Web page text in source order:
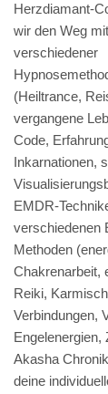
Herzdiamant-
wir den Weg
verschiedener
(Heiltrance,
vergangene
Code,
Inkarnationen,
EMDR-
verschiedenen
Methoden
Chakrenarbeit,
Reiki,
Verbindungen,
Engelenergien,
Akasha
deine